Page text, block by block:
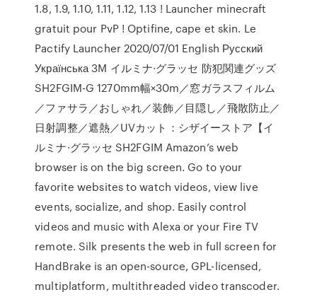
1.8, 1.9, 1.10, 1.11, 1.12, 1.13 ! Launcher minecraft
gratuit pour PvP ! Optifine, cape et skin. Le
Pactify Launcher 2020/07/01 English Русский
Українська 3M イルミナ·グラッセ 防犯関連グッズ
SH2FGIM-G 1270mm幅×30m／窓ガラスフィルム
／ファサラ／おしゃれ／装飾／目隠し／飛散防止／
日射調整／遮熱／UVカット：シザイーストア【イ
ルミナ·グラッセ SH2FGIM Amazon’s web
browser is on the big screen. Go to your
favorite websites to watch videos, view live
events, socialize, and shop. Easily control
videos and music with Alexa or your Fire TV
remote. Silk presents the web in full screen for
HandBrake is an open-source, GPL-licensed,
multiplatform, multithreaded video transcoder.